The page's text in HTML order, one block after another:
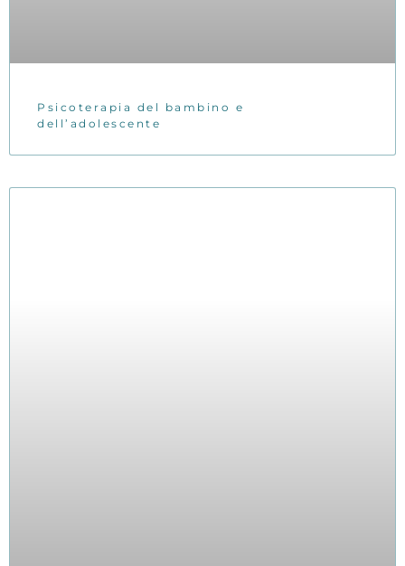
Psicoterapia del bambino e
dell’adolescente